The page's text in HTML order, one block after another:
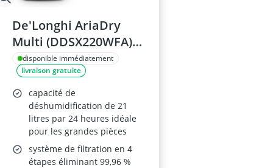
De'Longhi AriaDry
Multi (DDSX220WFA)
Déshumidificateur
disponible immédiatement
livraison gratuite
capacité de
déshumidification de 21
litres par 24 heures idéale
pour les grandes pièces
système de filtration en 4
étapes éliminant 99,96 %